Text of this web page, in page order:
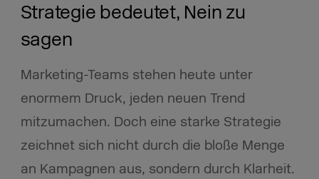
Strategie bedeutet, Nein zu
sagen
Marketing-Teams stehen heute unter
enormem Druck, jeden neuen Trend
mitzumachen. Doch eine starke Strategie
zeichnet sich nicht durch die bloße Menge
an Kampagnen aus, sondern durch Klarheit.